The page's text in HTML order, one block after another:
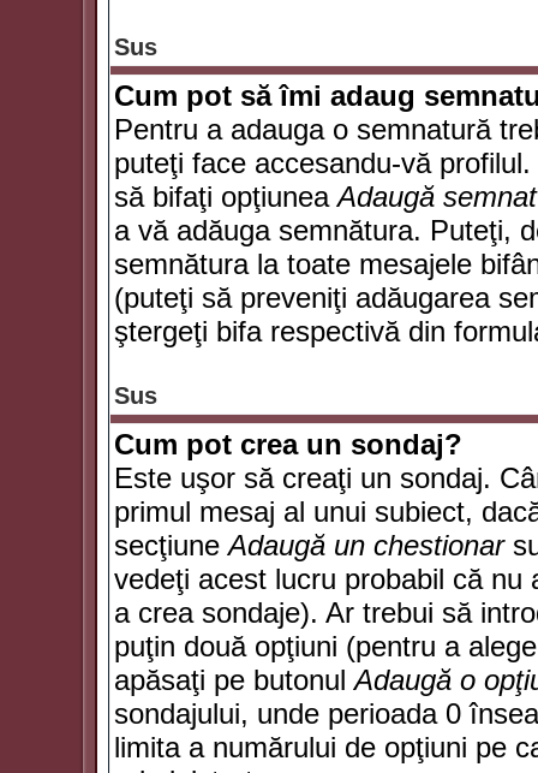
Sus
Cum pot să îmi adaug
Pentru a adauga o semnatură
puteţi face accesandu-vă
să bifaţi opţiuneaAdaugă
a vă adăuga semnătura. Puteţi,
semnătura la toate mesajele
(puteţi să preveniţi adăugarea
ştergeţi bifa respectivă din
Sus
Cum pot crea un sondaj?
Este uşor să creaţi un sondaj.
primul mesaj al unui subiect,
secţiuneAdaugă un chestionar
vedeţi acest lucru probabil că nu
a crea sondaje). Ar trebui să
puţin două opţiuni (pentru a
apăsaţi pe butonulAdaugă o
sondajului, unde perioada 0
limita a numărului de opţiuni pe